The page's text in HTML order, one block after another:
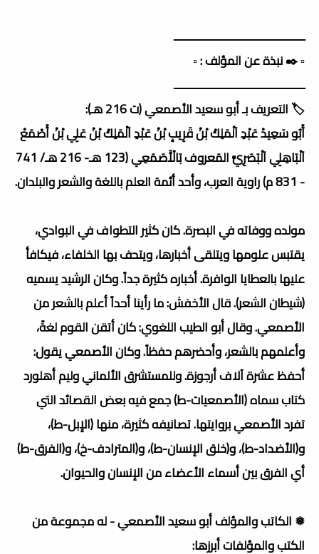
ــــــــــــــــــــــــــــــــــــــــــــــ
▫️ ✒️ نبذة عن المؤلف : ▫️
ــــــــــــــــــــــــــــــــــــــــــــــ
🏷️ التعريف بـ أبو سعيد الأصمعي (ت 216 هـ):
أَبُو سَعِيدْ عَبْدِ اَلْمَلِكْ بْنْ قَرِيبٍ بْنْ عَبْدِ اَلْمَلِكْ بْنْ عَلِي بْنْ أَصْمَعْ
اَلْبَاهِلِي اَلْبَصَرِيَّ المَعروف بَالْأَصَمَعِي (123 هـ- 216 هـ/ 741
- 831 م) راوية العرب، وأحد أئمة العلم باللغة والشعر والبلدان.
مولده ووفاته في البصرة. كان كثير التطواف في البوادي،
يقتبس علومها ويتلقى أخبارها، ويتحف بها الخلفاء، فيكافأ
عليها بالعطايا الوافرة. أخباره كثيرة جداً. وكان الرشيد يسميه
(شيطان الشعر). قال الأخفش: ما رأينا أحداً أعلم بالشعر من
الأصمعي. وقال أبو الطيب اللغوي: كان أتقن القوم لغةً،
وأعلمهم بالشعر، وأحضرهم حفظاً. وكان الأصمعي يقول:
أحفظ عشرة آلاف أرجوزة. وللمستشرق الألماني وليم أهلورد
كتاب سماه (الأصمعيات-ط) جمع فيه بعض القصائد التي
تفرد الأصمعي بروايتها. تصانيفه كثيرة، منها (الإبل-ط)،
و(الأضداد-ط)، و(خلق الإنسان-ط)، و(المترادف-خ)، و(الفرق-ط)
أي الفرق بين أسماء الأعضاء من الإنسان والحيوان.
❅ الكاتب والمؤلف أبو سعيد الأصمعي - له مجموعة من
الكتب والمؤلفات أبرزها: